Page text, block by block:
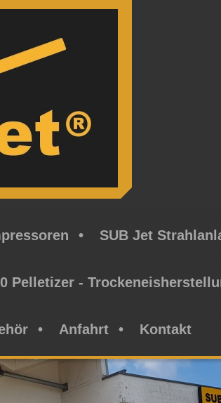
SUB Jet
Pelletizer -
Anfahrt Kontakt